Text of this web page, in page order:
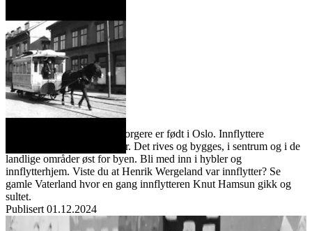
Innflytterbyen
Film
Forfatter:
Leverandør:
Norgesfilm AS
Bare halvparten av Oslos borgere er født i Oslo. Innflyttere
strømmer til fra fjern og nær. Det rives og bygges, i sentrum og i de
landlige områder øst for byen. Bli med inn i hybler og
innflytterhjem. Viste du at Henrik Wergeland var innflytter? Se
gamle Vaterland hvor en gang innflytteren Knut Hamsun gikk og
sultet.
Publisert 01.12.2024